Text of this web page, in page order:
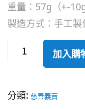
重量：57g（+-
製造方式：手工製
加入購
分類: 慈善義賣